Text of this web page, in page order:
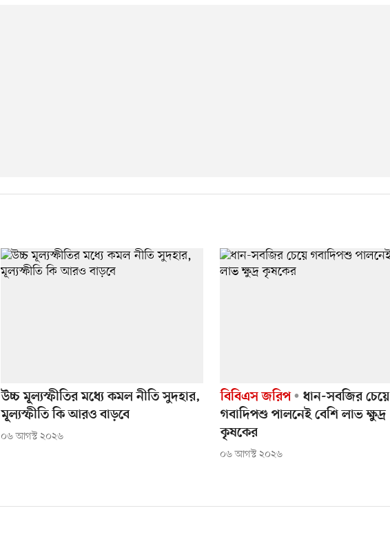
উচ্চ মূল্যস্ফীতির মধ্যে কমল নীতি সুদহার,
মূল্যস্ফীতি কি আরও বাড়বে
০৬ আগস্ট ২০২৬
বিবিএস জরিপ
ধান-সবজির চেয়ে
গবাদিপশু পালনেই বেশি লাভ ক্ষুদ্র
কৃষকের
০৬ আগস্ট ২০২৬